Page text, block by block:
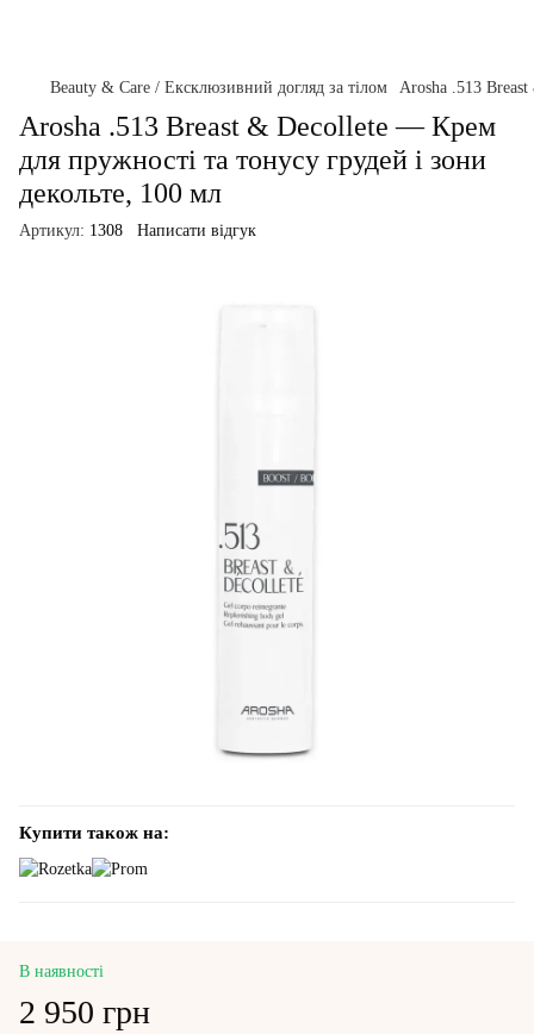
Beauty & Care / Ексклюзивний догляд за тілом Arosha .513
Arosha .513 Breast & Decollete — Крем
для пружності та тонусу грудей і зони
декольте, 100 мл
Артикул: 1308 Написати відгук
Купити також на:
В наявності
2 950 грн